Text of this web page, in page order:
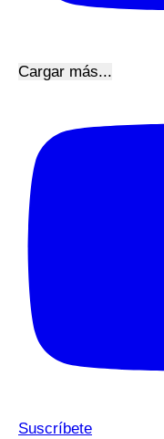
Cargar más...
Suscríbete